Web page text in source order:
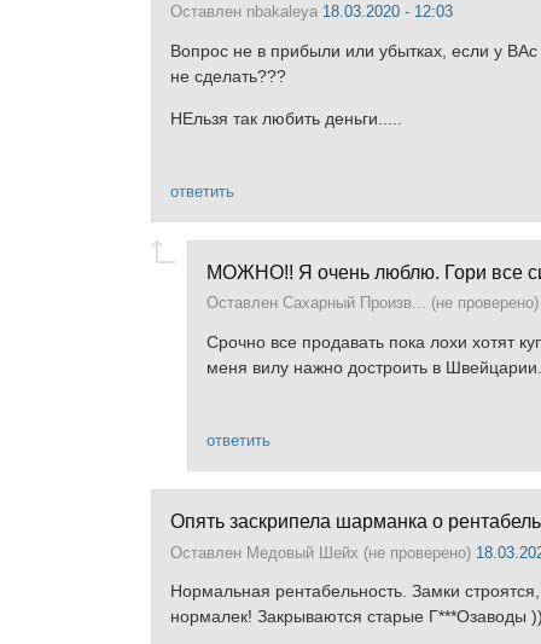
Оставлен nbakaleya 18.03.2020 - 12:03
Вопрос не в прибыли или убытках, если у
не сделать???
НЕльзя так любить деньги.....
ответить
МОЖНО!! Я очень люблю. Гори все
Оставлен Сахарный Произв... (не проверено)
Срочно все продавать пока лохи хотят
меня вилу нажно достроить в
ответить
Опять заскрипела шарманка о
Оставлен Медовый Шейх (не проверено)
Нормальная рентабельность. Замки
нормалек! Закрываются старые Г***Озаводы